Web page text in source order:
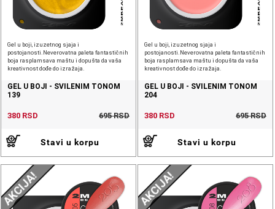
Gel u boji, izuzetnog sjaja i
postojanosti.Neverovatna paleta fantastičnih
boja rasplamsava maštu i dopušta da vaša
kreativnost dođe do izražaja.
GEL U BOJI - SVILENIM TONOM
139
380 RSD 695 RSD
Stavi u korpu
Gel u boji, izuzetnog sjaja i
postojanosti.Neverovatna paleta fantastičnih
boja rasplamsava maštu i dopušta da vaša
kreativnost dođe do izražaja.
GEL U BOJI - SVILENIM TONOM
204
380 RSD 695 RSD
Stavi u korpu
AKCIJA! AKCIJA!